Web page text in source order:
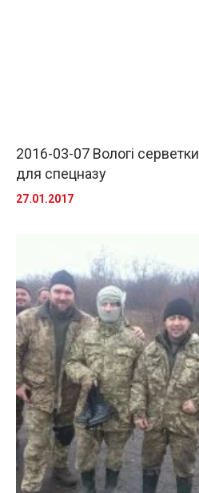
2016-03-07 Вологі серветки
для спецназу
27.01.2017